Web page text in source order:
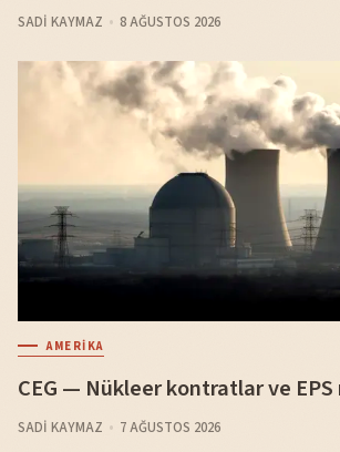
SADI KAYMAZ 8 AĞUSTOS 2026
AMERIKA
CEG — Nükleer kontratlar ve
SADI KAYMAZ 7 AĞUSTOS 2026